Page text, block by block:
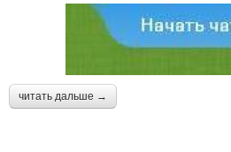
читать дальше →